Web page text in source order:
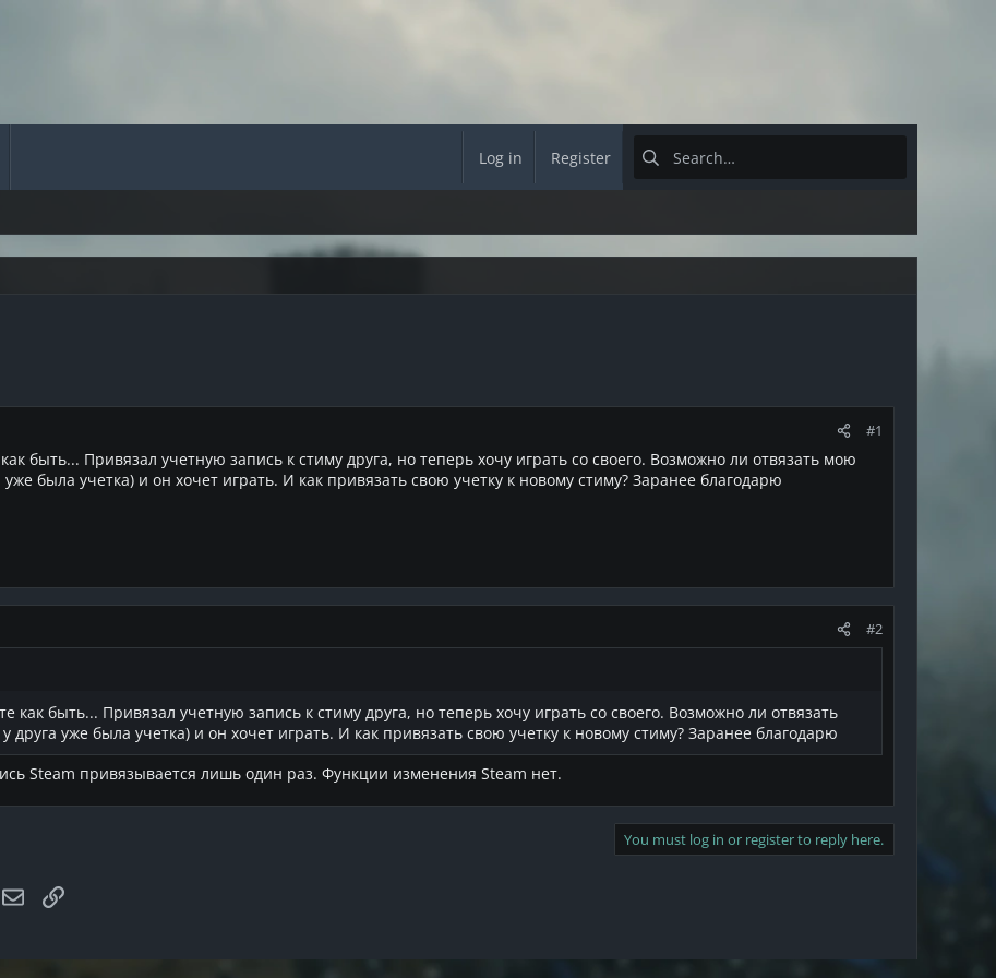
Log in Register
#1
быть... Привязал учетную запись к стиму друга, но теперь хочу играть со своего. Возможно ли отвязать мою
уже была учетка) и он хочет играть. И как привязать свою учетку к новому стиму? Заранее благодарю
#2
как быть... Привязал учетную запись к стиму друга, но теперь хочу играть со своего. Возможно ли отвязать
друга уже была учетка) и он хочет играть. И как привязать свою учетку к новому стиму? Заранее благодарю
Steam привязывается лишь один раз. Функции изменения Steam нет.
You must log in or register to reply here.
EmailLink